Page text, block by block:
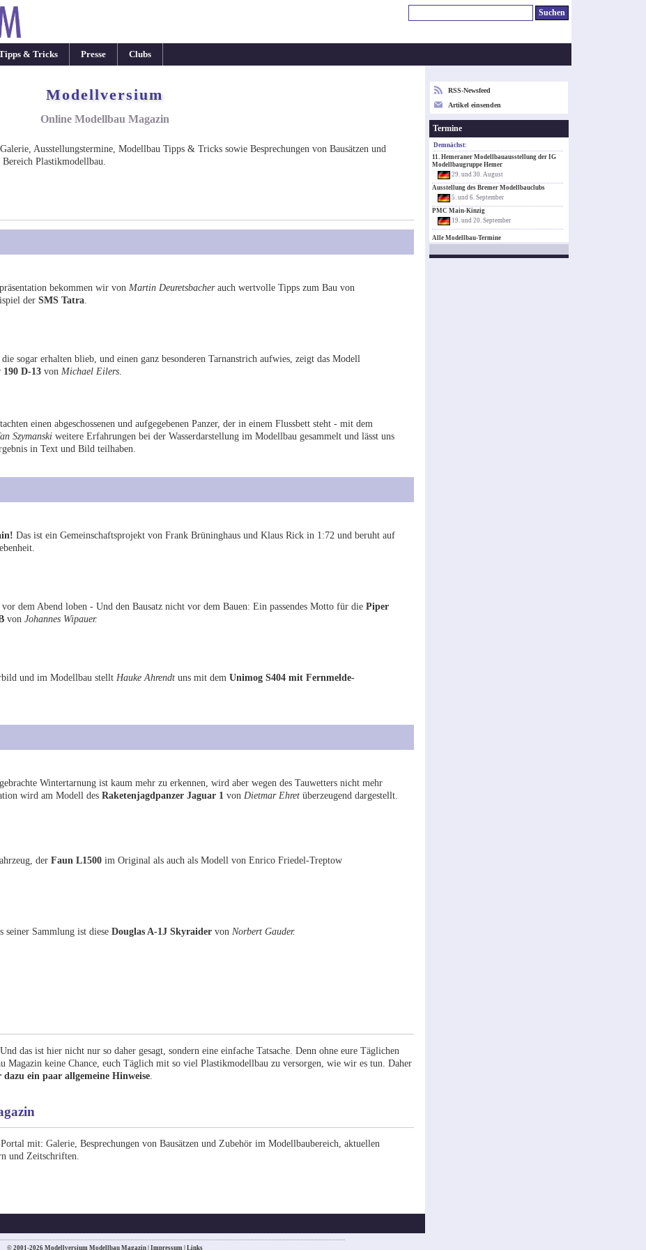
& Tricks Presse Clubs
Modellversium
Online Modellbau Magazin
Ausstellungstermine, Modellbau Tipps & Tricks sowie Besprechungen von Bausätzen und
Plastikmodellbau.
bekommen wir von Martin Deuretsbacherauch wertvolle Tipps zum Bau von
der SMS Tatra.
sogar erhalten blieb, und einen ganz besonderen Tarnanstrich aufwies, zeigt das Modell
D-13von Michael Eilers.
einen abgeschossenen und aufgegebenen Panzer, der in einem Flussbett steht - mit dem
Szymanski weitere Erfahrungen bei der Wasserdarstellung im Modellbau gesammelt und lässt uns
in Text und Bild teilhaben.
Das ist ein Gemeinschaftsprojekt von Frank Brüninghaus und Klaus Rick in 1:72 und beruht auf
dem Abend loben - Und den Bausatz nicht vor dem Bauen: Ein passendes Motto für die Piper
von Johannes Wipauer.
und im Modellbau stellt Hauke Ahrendtuns mit dem Unimog S404 mit Fernmelde-
Wintertarnung ist kaum mehr zu erkennen, wird aber wegen des Tauwetters nicht mehr
wird am Modell des Raketenjagdpanzer Jaguar 1von Dietmar Ehretüberzeugend dargestellt.
der Faun L1500im Original als auch als Modell von Enrico Friedel-Treptow
seiner Sammlung ist diese Douglas A-1J Skyraidervon Norbert Gauder.
das ist hier nicht nur so daher gesagt, sondern eine einfache Tatsache. Denn ohne eure Täglichen
Magazin keine Chance, euch Täglich mit so viel Plastikmodellbau zu versorgen, wie wir es tun. Daher
dazu ein paar allgemeine Hinweise.
mit: Galerie, Besprechungen von Bausätzen und Zubehör im Modellbaubereich, aktuellen
und Zeitschriften.
© 2001-2026 Modellversium Modellbau Magazin | Impressum Links
RSS-Newsfeed
Artikel einsenden
Termine
Demnächst:
11. Hemeraner Modellbauausstellung der IG
Modellbaugruppe Hemer
29. und 30. August
Ausstellung des Bremer Modellbauclubs
5. und 6. September
PMC Main-Kinzig
19. und 20. September
Alle Modellbau-Termine